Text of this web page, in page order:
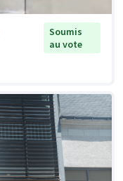
Soumis
au vote